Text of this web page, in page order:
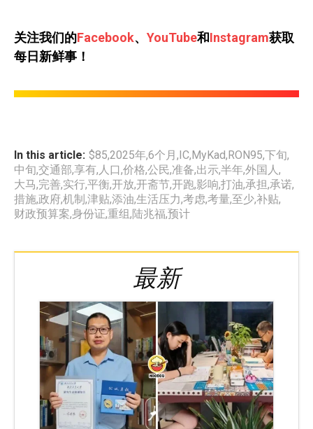
关注我们的Facebook、 YouTube和Instagram获取
每日新鲜事！
In this article: $85,2025年,6个月,IC,MyKad,RON95,下旬,
中旬,交通部,享有, 人口,价格,公民,准备,出示,半年,外国人,
大马,完善,实行,平衡,开放,开斋节,开跑,影响,打油,承担,承诺,
措施,政府,机制,津贴,添油,生活压力,考虑,考量,至少,补贴,
财政预算案,身份证,重组,陆兆福,预计
最新